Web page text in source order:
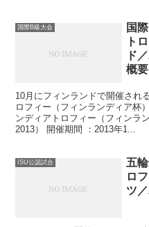
国際B級大会
国
ト
ド
概要
10月にフィンランドで開催され
ロフィー（フィンランディア杯
ンディアトロフィー（フィンラ
2013） 開催期間 ：2013年1...
ISU公認試合
五
ロ
ツ